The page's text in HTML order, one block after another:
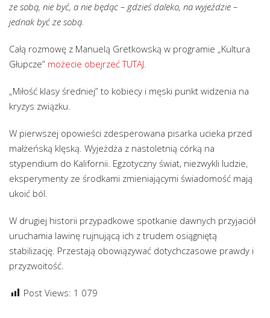
ze sobą, nie być, a nie będąc – gdzieś daleko, na wyjeździe –
jednak być ze sobą.
Całą rozmowę z Manuelą Gretkowską w programie „Kultura
Głupcze” możecie obejrzeć TUTAJ.
„Miłość klasy średniej” to kobiecy i męski punkt widzenia na
kryzys związku.
W pierwszej opowieści zdesperowana pisarka ucieka przed
małżeńską klęską. Wyjeżdża z nastoletnią córką na
stypendium do Kalifornii. Egzotyczny świat, niezwykli ludzie,
eksperymenty ze środkami zmieniającymi świadomość mają
ukoić ból.
W drugiej historii przypadkowe spotkanie dawnych przyjaciół
uruchamia lawinę rujnującą ich z trudem osiągniętą
stabilizację. Przestają obowiązywać dotychczasowe prawdy i
przyzwoitość.
Post Views: 1 079